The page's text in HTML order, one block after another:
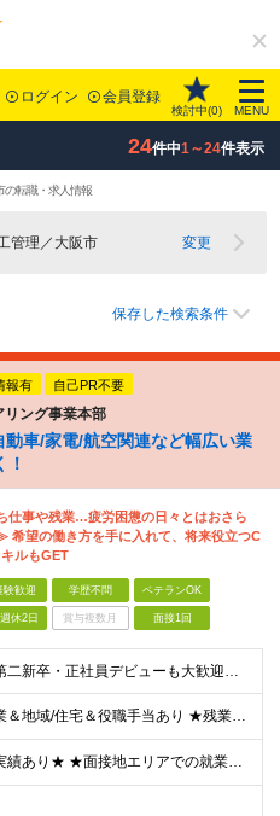
ログイン 会員登録
検討中(0) MENU
24件中1～24件表示
の転職・求人情報
管理／大阪市 変更
保存した検索条件
報有 自己PR不要
リング事業本部
車/家電/航空関連など幅広い業
仕事や残業…疲労困憊の日々とはおさら
希望の働き方を手に入れて、将来役立つC
ルもGET
験歓迎 学歴不問 ベテランOK
休2日 賞与複数月 面接1回
◆未経験・第二新卒・正社員デビューも大歓迎／経験・知識ゼロでOK！ ◆学歴不問 ★人物重視 ★入社前の経験・スキルはゼロでOK CADの基本的な知識・操作経験がある方は歓迎します。 地方在住の方も
★通勤＆就業＆地域/住宅＆役職手当あり ★残業代は全額支給 ★選べる給与制度あり！ ■東京・神奈川・千葉・埼玉勤務の場合 月給24.5万円～55万円＋諸手当 （残業代は全額支給） (20,000円の
★リモート実績あり★ ★面接地エリアでの就業率92％以上！ 『地元で働きたい』という希望に、業界トップクラス約7,000件の取引事業所数、90,000件以上のプロジェクトから検討をいたします。 全